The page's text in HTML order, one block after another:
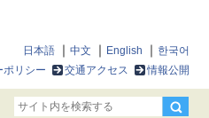
日本語 中文 English
한국어
ポリシー 交通アクセス 情報公開